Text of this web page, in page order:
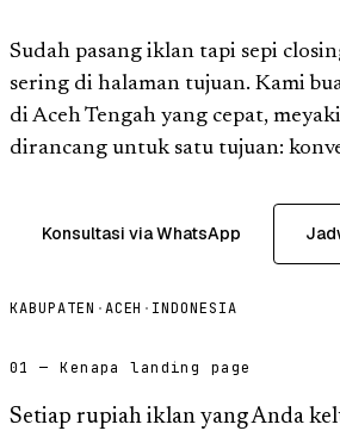
Sudah pasang iklan tapi sepi
sering di halaman tujuan. Kami
di Aceh Tengah yang cepat,
dirancang untuk satu tujuan:
Konsultasi via WhatsApp
KABUPATEN ·ACEH · INDONESIA
01 — Kenapa landing page
Setiap rupiah iklan yang Anda